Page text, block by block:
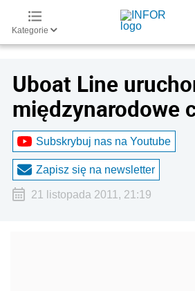
Kategorie
Uboat Line
międzynarodowe
Subskrybuj nas na Youtube
Zapisz się na newsletter
21 listopada 2011, 21:19